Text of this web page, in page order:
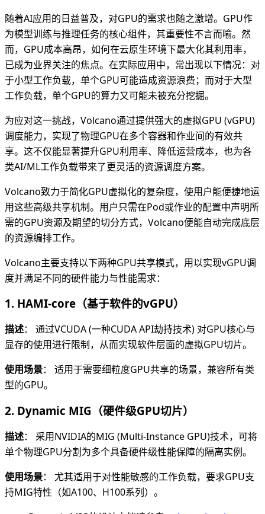
随着AI应用的日益普及，对GPU的需求也随之激增。GPU作
为模型训练与推理任务的核心组件，其重要性不言而喻。然
而，GPU成本高昂，如何在云原生环境下最大化其利用率，
已成为业界关注的焦点。在实际应用中，常出现以下情况：对
于小型工作负载，单个GPU可能造成资源浪费；而对于大型
工作负载，单个GPU的算力又可能未被充分挖掘。
为应对这一挑战，Volcano通过提供强大的虚拟GPU (vGPU)
调度能力，实现了物理GPU在多个容器和作业间的有效共
享。这不仅能显著提升GPU利用率、降低运营成本，也为各
类AI/ML工作负载带来了更灵活的资源调度方案。
Volcano致力于简化GPU虚拟化的复杂度，使用户能便捷地运
用这些高级共享机制。用户只需在Pod或作业的配置中声明所
需的GPU资源及期望的切分方式，Volcano便能自动完成底层
的资源编排工作。
Volcano主要支持以下两种GPU共享模式，用以实现vGPU调
度并满足不同的硬件能力与性能需求：
1. HAMI-core（基于软件的vGPU）
描述： 通过VCUDA (一种CUDA API劫持技术) 对GPU核心与
显存的使用进行限制，从而实现软件层面的虚拟GPU切片。
使用场景： 适用于需要细粒度GPU共享的场景，兼容所有类
型的GPU。
2. Dynamic MIG（硬件级GPU切片）
描述： 采用NVIDIA的MIG (Multi-Instance GPU)技术，可将
单个物理GPU分割为多个具备硬件级性能保障的隔离实例。
使用场景： 尤其适用于对性能敏感的工作负载，要求GPU支
持MIG特性（如A100、H100系列）。